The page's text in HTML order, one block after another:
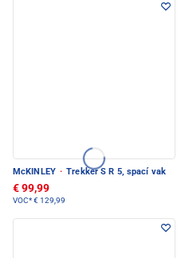
McKINLEY · Trekker S R 5, spací vak
€ 99,99
VOC*€ 129,99